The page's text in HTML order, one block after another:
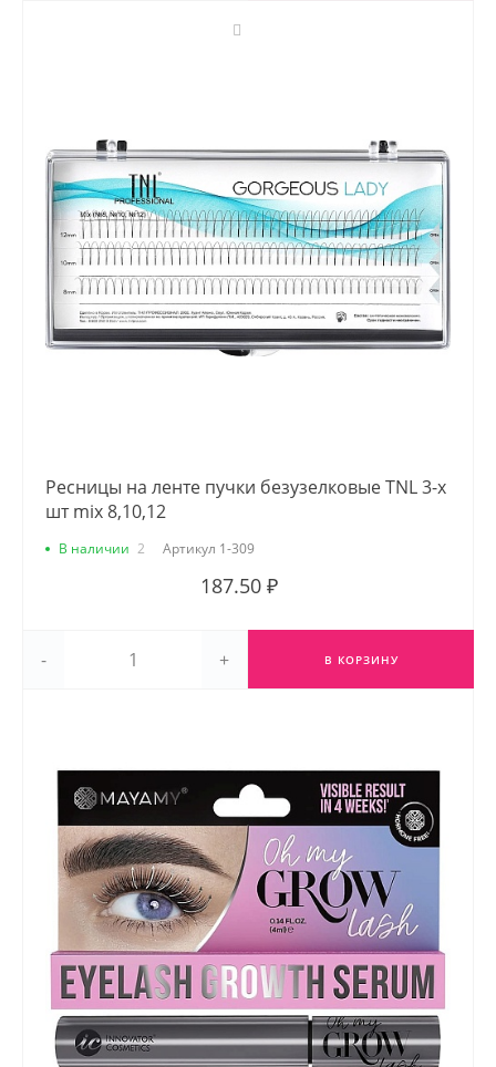
Ресницы на ленте пучки безузелковые TNL 3-х
шт mix 8,10,12
В наличии 2 Артикул 1-309
187.50 ₽
- + В КОРЗИНУ